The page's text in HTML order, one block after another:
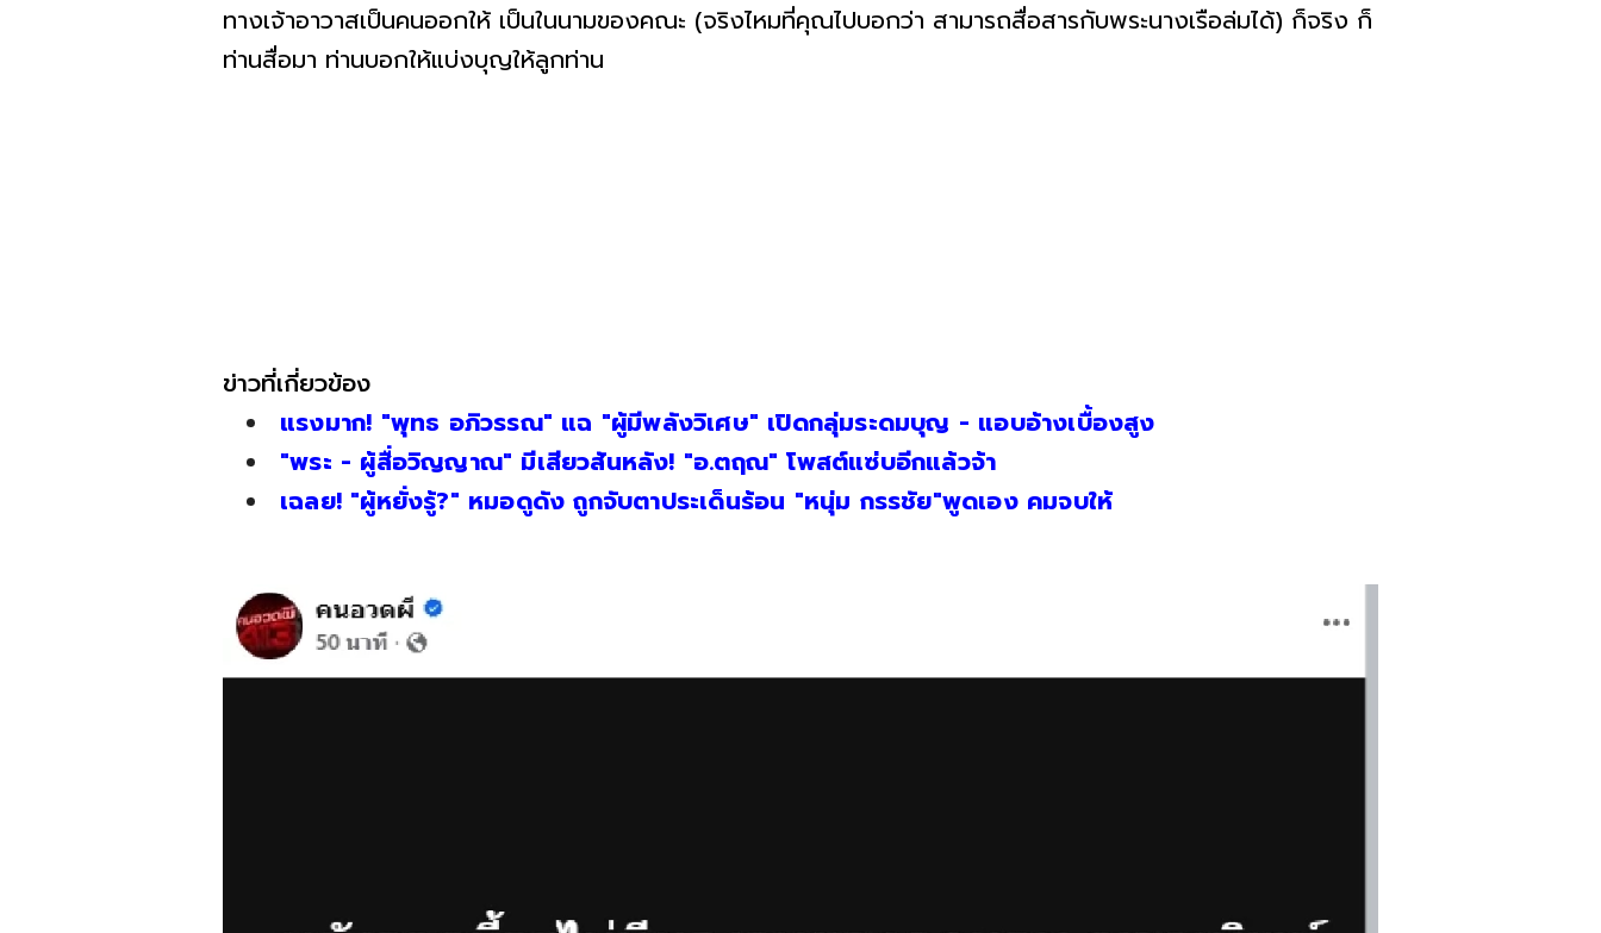
ทางเจ้าอาวาสเป็นคนออกให้ เป็นในนามของคณะ (จริงไหมที่คุณไปบอกว่า สามารถสื่อสารกับพระนางเรือล่มได้) ก็จริง ก็
ท่านสื่อมา ท่านบอกให้แบ่งบุญให้ลูกท่าน
ข่าวที่เกี่ยวข้อง
แรงมาก! "พุทธ อภิวรรณ" แฉ "ผู้มีพลังวิเศษ" เปิดกลุ่มระดมบุญ - แอบอ้างเบื้องสูง
"พระ - ผู้สื่อวิญญาณ" มีเสียวสันหลัง! "อ.ตฤณ" โพสต์แซ่บอีกแล้วจ้า
เฉลย! "ผู้หยั่งรู้?" หมอดูดัง ถูกจับตาประเด็นร้อน "หนุ่ม กรรชัย"พูดเอง คมจบให้